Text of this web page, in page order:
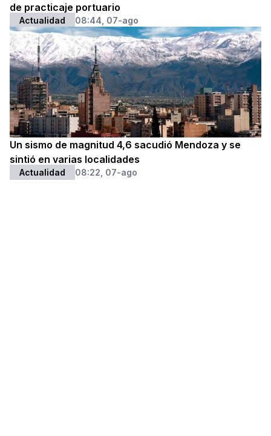
de practicaje portuario
Actualidad 08:44, 07-ago
Un sismo de magnitud 4,6 sacudió Mendoza y se
sintió en varias localidades
Actualidad 08:22, 07-ago